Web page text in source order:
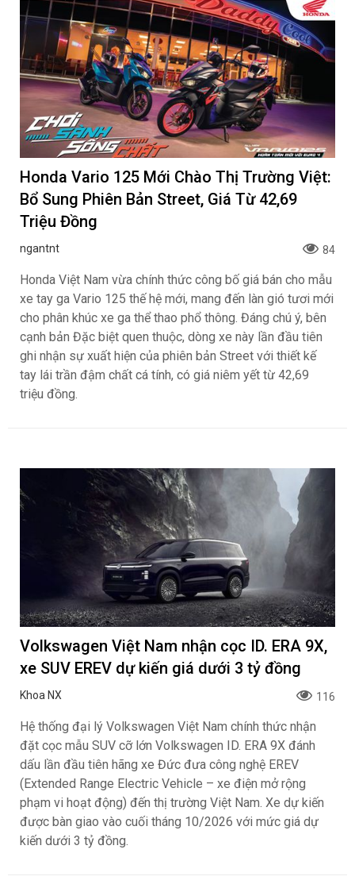
Honda Vario 125 Mới Chào Thị Trường Việt:
Bổ Sung Phiên Bản Street, Giá Từ 42,69
Triệu Đồng
ngantnt 84
Honda Việt Nam vừa chính thức công bố giá bán cho mẫu
xe tay ga Vario 125 thế hệ mới, mang đến làn gió tươi mới
cho phân khúc xe ga thể thao phổ thông. Đáng chú ý, bên
cạnh bản Đặc biệt quen thuộc, dòng xe này lần đầu tiên
ghi nhận sự xuất hiện của phiên bản Street với thiết kế
tay lái trần đậm chất cá tính, có giá niêm yết từ 42,69
triệu đồng.
Volkswagen Việt Nam nhận cọc ID. ERA 9X,
xe SUV EREV dự kiến giá dưới 3 tỷ đồng
Khoa NX 116
Hệ thống đại lý Volkswagen Việt Nam chính thức nhận
đặt cọc mẫu SUV cỡ lớn Volkswagen ID. ERA 9X đánh
dấu lần đầu tiên hãng xe Đức đưa công nghệ EREV
(Extended Range Electric Vehicle – xe điện mở rộng
phạm vi hoạt động) đến thị trường Việt Nam. Xe dự kiến
được bàn giao vào cuối tháng 10/2026 với mức giá dự
kiến dưới 3 tỷ đồng.